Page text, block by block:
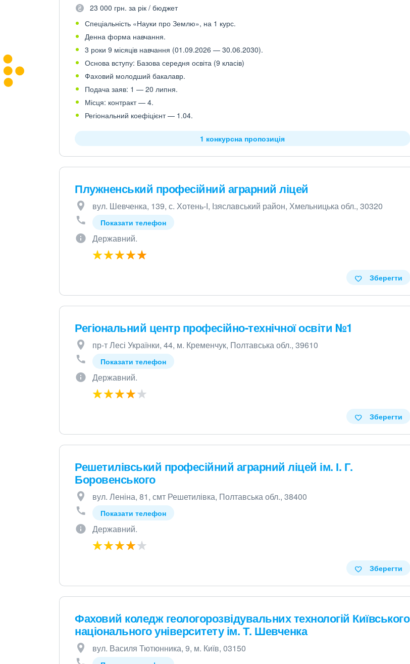
23 000 грн. за рік / бюджет
Спеціальність «Науки про Землю», на 1 курс.
Денна форма навчання.
3 роки 9 місяців навчання (01.09.2026 — 30.06.2030).
Основа вступу: Базова середня освіта (9 класів)
Фаховий молодший бакалавр.
Подача заяв: 1 — 20 липня.
Місця: контракт — 4.
Регіональний коефіцієнт — 1.04.
1 конкурсна пропозиція
Плужненський професійний аграрний ліцей
вул. Шевченка, 139, с. Хотень-І, Ізяславський район, Хмельницька обл., 30320
Показати телефон
Державний.
Зберегти
Регіональний центр професійно-технічної освіти №1
пр-т Лесі Українки, 44, м. Кременчук, Полтавська обл., 39610
Показати телефон
Державний.
Зберегти
Решетилівський професійний аграрний ліцей ім. І. Г.
Боровенського
вул. Леніна, 81, смт Решетилівка, Полтавська обл., 38400
Показати телефон
Державний.
Зберегти
Фаховий коледж геологорозвідувальних технологій Київського
національного університету ім. Т. Шевченка
вул. Василя Тютюнника, 9, м. Київ, 03150